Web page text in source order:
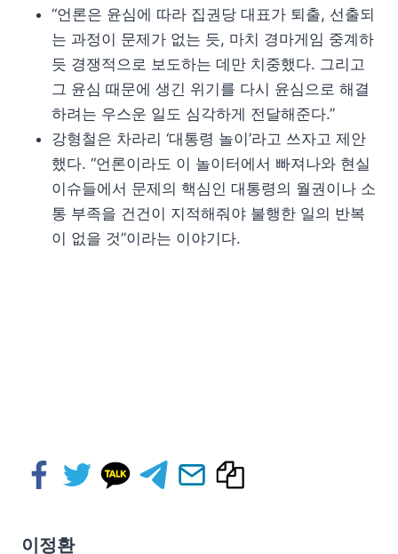
“언론은 윤심에 따라 집권당 대표가 퇴출, 선출되
는 과정이 문제가 없는 듯, 마치 경마게임 중계하
듯 경쟁적으로 보도하는 데만 치중했다. 그리고
그 윤심 때문에 생긴 위기를 다시 윤심으로 해결
하려는 우스운 일도 심각하게 전달해준다.”
강형철은 차라리 ‘대통령 놀이’라고 쓰자고 제안
했다. “언론이라도 이 놀이터에서 빠져나와 현실
이슈들에서 문제의 핵심인 대통령의 월권이나 소
통 부족을 건건이 지적해줘야 불행한 일의 반복
이 없을 것”이라는 이야기다.
이정환